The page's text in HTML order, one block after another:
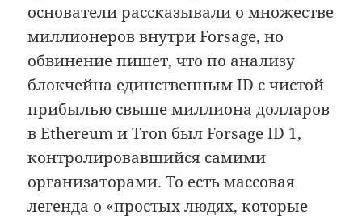
основатели рассказывали о множестве
миллионеров внутри Forsage, но
обвинение пишет, что по анализу
блокчейна единственным ID с чистой
прибылью свыше миллиона долларов
в Ethereum и Tron был Forsage ID 1,
контролировавшийся самими
организаторами. То есть массовая
легенда о «простых людях, которые